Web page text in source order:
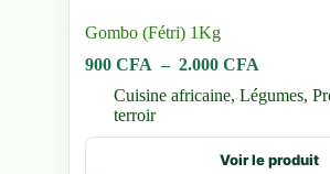
Gombo (Fétri) 1Kg
900CFA – 2.000CFA
prix :
à
2.000 CFA
Cuisine africaine,Légumes,
terroir
Voir le produit
Ce